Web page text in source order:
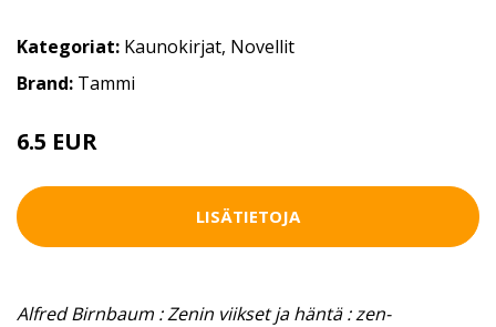
Kategoriat: Kaunokirjat, Novellit
Brand: Tammi
6.5 EUR
LISÄTIETOJA
Alfred Birnbaum : Zenin viikset ja häntä : zen-